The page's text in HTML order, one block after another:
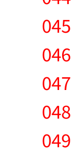
045
046
047
048
049